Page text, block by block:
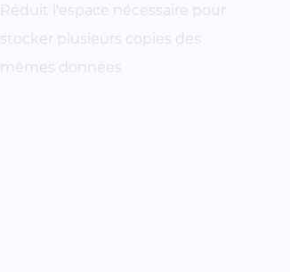
Réduit l'espace nécessaire pour
stocker plusieurs copies des
mêmes données